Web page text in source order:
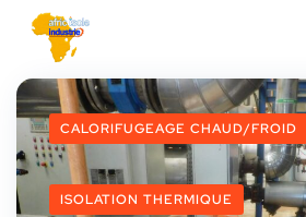
CALORIFUGEAGE CHAUD/FROID
ISOLATION THERMIQUE